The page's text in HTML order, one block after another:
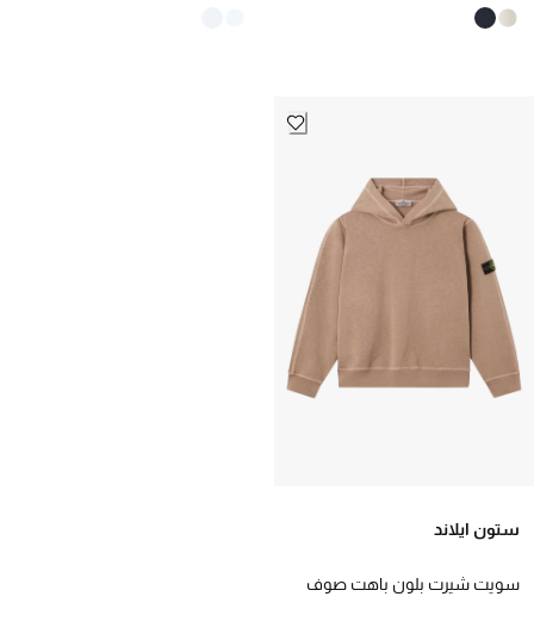
سويت شيرت بلون باهت صوف
ستون ايلاند